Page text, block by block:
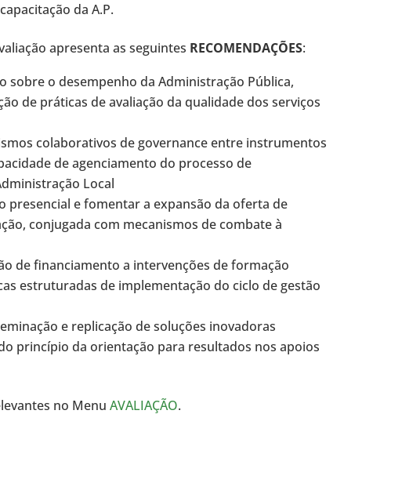
da A.P.
apresenta as seguintes RECOMENDAÇÕES:
sobre o desempenho da Administração Pública,
de práticas de avaliação da qualidade dos serviços
colaborativos de governance entre instrumentos
de agenciamento do processo de
Local
presencial e fomentar a expansão da oferta de
conjugada com mecanismos de combate à
de financiamento a intervenções de formação
estruturadas de implementação do ciclo de gestão
e replicação de soluções inovadoras
princípio da orientação para resultados nos apoios
no MenuAVALIAÇÃO.